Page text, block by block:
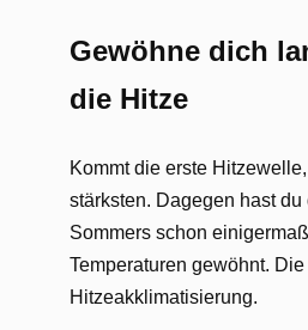
Gewöhne dich
die Hitze
Kommt die erste
stärksten. Dagegen hast
Sommers schon
Temperaturen gewöhnt.
Hitzeakklimatisierung.